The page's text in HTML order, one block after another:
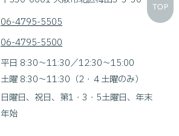
06-4795-5505
06-4795-5500
平日 8:30～11:30／12:30～15:00
土曜 8:30～11:30（2・４土曜のみ）
日曜日、祝日、第1・3・5土曜日、年末
年始